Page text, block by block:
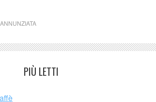
PIÙ LETTI